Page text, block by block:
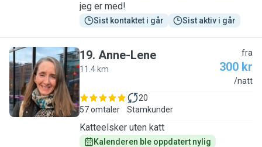
jeg er med!
Sist kontaktet i går Sist aktiv i går
A
19. Anne-Lene
11.4 km
fra
300 kr
/natt
57 omtaler
20
Stamkunder
Katteelsker uten katt
Kalenderen ble oppdatert nylig